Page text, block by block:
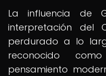
La influencia de
interpretación del
perdurado a lo
reconocido
pensamiento